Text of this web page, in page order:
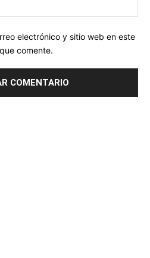
electrónico y sitio web en este
comente.